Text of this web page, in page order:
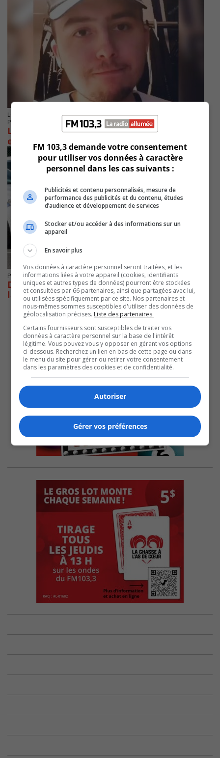
LONGUEUIL
Publié le 24 mars 2022 à 10h00
Le « King de Snapchat » Longueuillois
emprisonné pour quatre ans
Publié le 12 novembre 2021 à 14h08
De nombreuses arrestations en lien avec de
la pornographie juvénile
FM 103,3 demande votre consentement
pour utiliser vos données à caractère
personnel dans les cas suivants :
Publicités et contenu personnalisés, mesure de
performance des publicités et du contenu, études
d’audience et développement de services
Stocker et/ou accéder à des informations sur un
appareil
En savoir plus
Vos données à caractère personnel seront traitées, et les
informations liées à votre appareil (cookies, identifiants
uniques et autres types de données) pourront être stockées
et consultées par 66 partenaires, ainsi que partagées avec lui,
ou utilisées spécifiquement par ce site. Nos partenaires et
nous-mêmes sommes susceptibles d'utiliser des données de
géolocalisation précises. Liste des partenaires.
Certains fournisseurs sont susceptibles de traiter vos
données à caractère personnel sur la base de l'intérêt
légitime. Vous pouvez vous y opposer en gérant vos options
ci-dessous. Recherchez un lien en bas de cette page ou dans
le menu du site pour gérer ou retirer votre consentement
dans les paramètres des cookies et de confidentialité.
Autoriser
Gérer vos préférences